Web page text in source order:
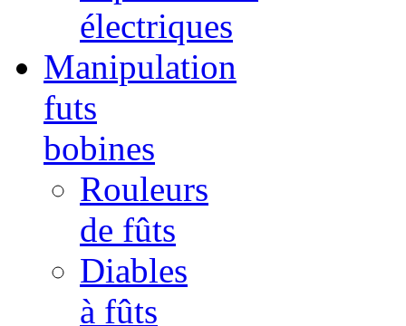
électriques
Manipulation
futs
bobines
Rouleurs
de fûts
Diables
à fûts